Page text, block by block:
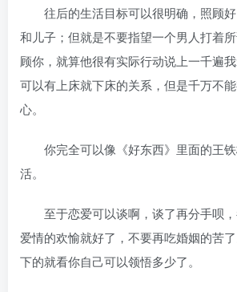
往后的生活目标可以很明确，照顾好
和儿子；但就是不要指望一个男人打着
顾你，就算他很有实际行动说上一千遍
可以有上床就下床的关系，但是千万不
心。
你完全可以像《好东西》里面的王铁
活。
至于恋爱可以谈啊，谈了再分手呗，
爱情的欢愉就好了，不要再吃婚姻的苦
下的就看你自己可以领悟多少了。